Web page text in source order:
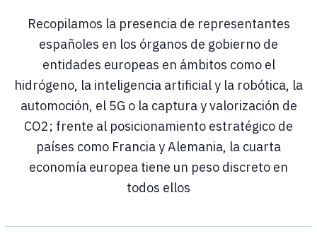
Recopilamos la presencia de representantes
españoles en los órganos de gobierno de
entidades europeas en ámbitos como el
hidrógeno, la inteligencia artificial y la robótica, la
automoción, el 5G o la captura y valorización de
CO2; frente al posicionamiento estratégico de
países como Francia y Alemania, la cuarta
economía europea tiene un peso discreto en
todos ellos